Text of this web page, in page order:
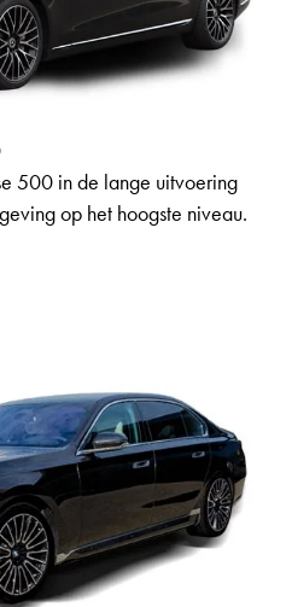
500 in de lange uitvoering
op het hoogste niveau.